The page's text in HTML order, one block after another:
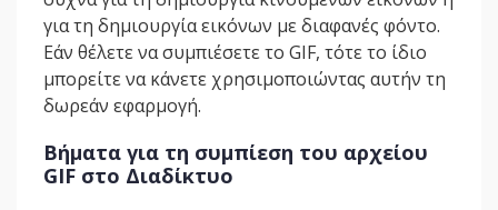
για τη δημιουργία εικόνων με διαφανές φόντο.
Εάν θέλετε να συμπιέσετε το GIF, τότε το ίδιο
μπορείτε να κάνετε χρησιμοποιώντας αυτήν τη
δωρεάν εφαρμογή.
Βήματα για τη συμπίεση του αρχείου
GIF στο Διαδίκτυο